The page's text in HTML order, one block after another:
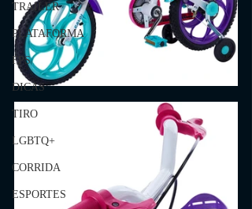
TRAILER
PLATAFORMA
FPS
DICAS
TIRO
LGBTQ+
CORRIDA
ESPORTES